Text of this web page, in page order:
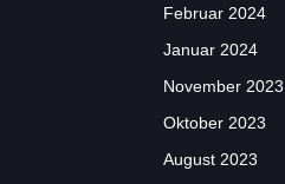
Februar 2024
Januar 2024
November 2023
Oktober 2023
August 2023